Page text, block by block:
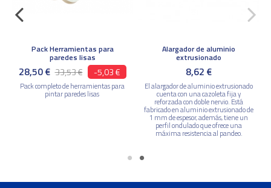
Pack Herramientas para
paredes lisas
28,50 € 33,53 € -5,03 €
Pack completo de herramientas para
pintar paredes lisas
Alargador de aluminio
extrusionado
8,62 €
El alargador de aluminio extrusionado
cuenta con una cazoleta fija y
reforzada con doble nervio. Está
fabricado en aluminio extrusionado de
1 mm de espesor, además, tiene un
perfil ondulado que ofrece una
máxima resistencia al pandeo.